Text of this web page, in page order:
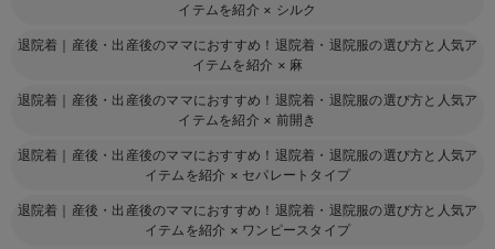
イテムを紹介 × シルク
退院着｜産後・出産後のママにおすすめ！退院着・退院服の選び方と人気ア
イテムを紹介 × 麻
退院着｜産後・出産後のママにおすすめ！退院着・退院服の選び方と人気ア
イテムを紹介 × 前開き
退院着｜産後・出産後のママにおすすめ！退院着・退院服の選び方と人気ア
イテムを紹介 × セパレートタイプ
退院着｜産後・出産後のママにおすすめ！退院着・退院服の選び方と人気ア
イテムを紹介 × ワンピースタイプ